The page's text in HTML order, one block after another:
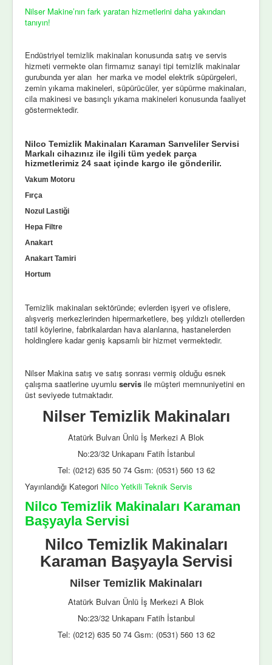
Nilser Makine’nın fark yaratan hizmetlerini daha yakından
tanıyın!
Endüstriyel temizlik makinaları konusunda satış ve servis
hizmeti vermekte olan firmamız sanayi tipi temizlik makinalar
gurubunda yer alan her marka ve model elektrik süpürgeleri,
zemin yıkama makineleri, süpürücüler, yer süpürme makinaları,
cila makinesi ve basınçlı yıkama makineleri konusunda faaliyet
göstermektedir.
Nilco Temizlik Makinaları Karaman Sarıveliler Servisi
Markalı cihazınız ile ilgili tüm yedek parça
hizmetlerimiz 24 saat içinde kargo ile gönderilir.
Vakum Motoru
Fırça
Nozul Lastiği
Hepa Filtre
Anakart
Anakart Tamiri
Hortum
Temizlik makinaları sektöründe; evlerden işyeri ve ofislere,
alışveriş merkezlerinden hipermarketlere, beş yıldızlı otellerden
tatil köylerine, fabrikalardan hava alanlarına, hastanelerden
holdinglere kadar geniş kapsamlı bir hizmet vermektedir.
Nilser Makina satış ve satış sonrası vermiş olduğu esnek
çalışma saatlerine uyumlu servis ile müşteri memnuniyetini en
üst seviyede tutmaktadır.
Nilser Temizlik Makinaları
Atatürk Bulvarı Ünlü İş Merkezi A Blok
No:23/32 Unkapanı Fatih İstanbul
Tel: (0212) 635 50 74 Gsm: (0531) 560 13 62
Yayınlandığı Kategori Nilco Yetkili Teknik Servis
Nilco Temizlik Makinaları Karaman
Başyayla Servisi
Nilco Temizlik Makinaları
Karaman Başyayla Servisi
Nilser Temizlik Makinaları
Atatürk Bulvarı Ünlü İş Merkezi A Blok
No:23/32 Unkapanı Fatih İstanbul
Tel: (0212) 635 50 74 Gsm: (0531) 560 13 62